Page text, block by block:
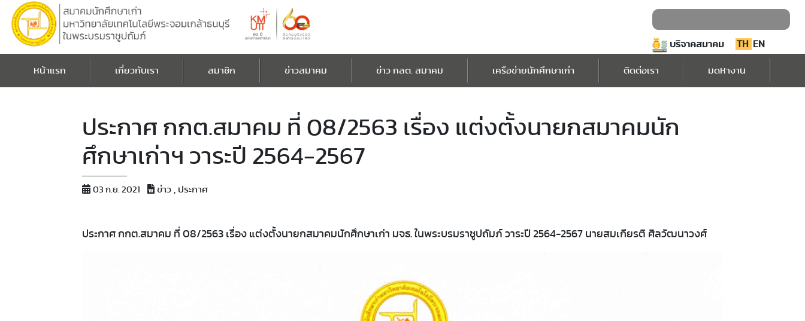
บริจาคสมาคม TH EN
หน้าแรก เกี่ยวกับเรา สมาชิก ข่าวสมาคม ข่าว กลต. สมาคม เครือข่ายนักศึกษาเก่า ติดต่อเรา มดหางาน
ประกาศ กกต.สมาคม ที่ 08/2563 เรื่อง แต่งตั้งนายกสมาคมนัก
ศึกษาเก่าฯ วาระปี 2564-2567
03 ก.ย. 2021 ข่าว , ประกาศ
ประกาศ กกต.สมาคม ที่ 08/2563 เรื่อง แต่งตั้งนายกสมาคมนักศึกษาเก่า มจธ. ในพระบรมราชูปถัมภ์ วาระปี 2564-2567 นายสมเกียรติ ศิลวัฒนาวงศ์